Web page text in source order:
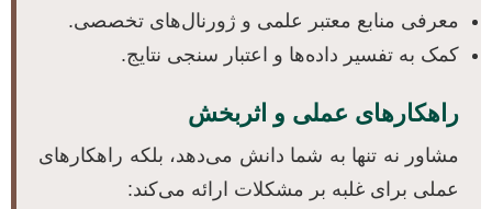
معرفی منابع معتبر علمی و ژورنال‌های تخصصی.
کمک به تفسیر داده‌ها و اعتبار سنجی نتایج.
راهکارهای عملی و اثربخش
مشاور نه تنها به شما دانش می‌دهد، بلکه راهکارهای
عملی برای غلبه بر مشکلات ارائه می‌کند: